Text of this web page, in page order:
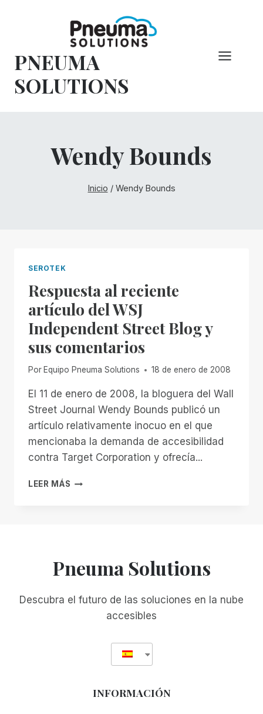
PNEUMA
SOLUTIONS
Wendy Bounds
Inicio / Wendy Bounds
SEROTEK
Respuesta al reciente
artículo del WSJ
Independent Street Blog y
sus comentarios
Por Equipo Pneuma Solutions 18 de enero de 2008
El 11 de enero de 2008, la bloguera del Wall
Street Journal Wendy Bounds publicó un
artículo relativamente inocuo en el que
mencionaba la demanda de accesibilidad
contra Target Corporation y ofrecía...
LEER MÁS RESPUESTA
STREET
SUS
COMENTARIOS
Pneuma Solutions
Descubra el futuro de las soluciones en la nube
accesibles
INFORMACIÓN